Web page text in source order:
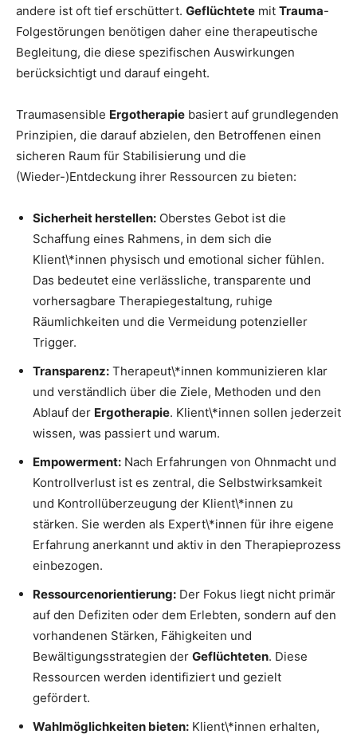
andere ist oft tief erschüttert. Geflüchtete mit Trauma-
Folgestörungen benötigen daher eine therapeutische
Begleitung, die diese spezifischen Auswirkungen
berücksichtigt und darauf eingeht.
Traumasensible Ergotherapie basiert auf grundlegenden
Prinzipien, die darauf abzielen, den Betroffenen einen
sicheren Raum für Stabilisierung und die
(Wieder-)Entdeckung ihrer Ressourcen zu bieten:
Sicherheit herstellen: Oberstes Gebot ist die
Schaffung eines Rahmens, in dem sich die
Klient\*innen physisch und emotional sicher fühlen.
Das bedeutet eine verlässliche, transparente und
vorhersagbare Therapiegestaltung, ruhige
Räumlichkeiten und die Vermeidung potenzieller
Trigger.
Transparenz: Therapeut\*innen kommunizieren klar
und verständlich über die Ziele, Methoden und den
Ablauf der Ergotherapie. Klient\*innen sollen jederzeit
wissen, was passiert und warum.
Empowerment: Nach Erfahrungen von Ohnmacht und
Kontrollverlust ist es zentral, die Selbstwirksamkeit
und Kontrollüberzeugung der Klient\*innen zu
stärken. Sie werden als Expert\*innen für ihre eigene
Erfahrung anerkannt und aktiv in den Therapieprozess
einbezogen.
Ressourcenorientierung: Der Fokus liegt nicht primär
auf den Defiziten oder dem Erlebten, sondern auf den
vorhandenen Stärken, Fähigkeiten und
Bewältigungsstrategien der Geflüchteten. Diese
Ressourcen werden identifiziert und gezielt
gefördert.
Wahlmöglichkeiten bieten: Klient\*innen erhalten,